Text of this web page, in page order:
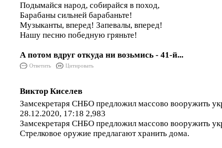
Подымайся народ, собирайся в поход,
Барабаны сильней барабаньте!
Музыканты, вперед! Запевалы, вперед!
Нашу песню победную гряньте!
А потом вдруг откуда ни возьмись - 41-й...
Ответить Цитировать
Виктор Киселев
Замсекретаря СНБО предложил массово вооружить
28.12.2020, 17:18 2,983
Замсекретаря СНБО предложил массово вооружить
Стрелковое оружие предлагают хранить дома.